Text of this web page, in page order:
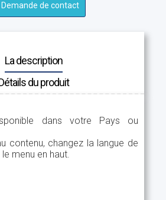
Demande de contact
La description
du produit
dans votre Pays ou
contenu, changez la langue de
menu en haut.